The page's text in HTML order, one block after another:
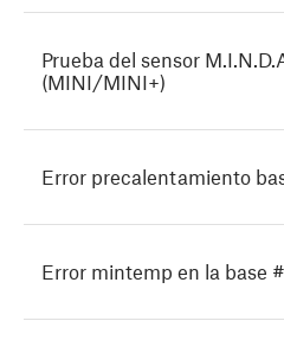
Prueba del sensor
(MINI/MINI+)
Error precalentamiento
Error mintemp en la base